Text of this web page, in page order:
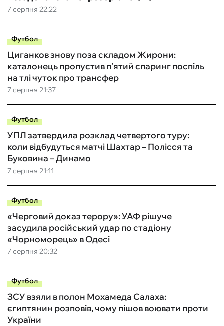
7 серпня 22:22
Футбол
7 серпня 21:37
Циганков знову поза складом Жирони:
каталонець пропустив п'ятий спаринг поспіль
на тлі чуток про трансфер
Футбол
7 серпня 21:11
УПЛ затвердила розклад четвертого туру:
коли відбудуться матчі Шахтар – Полісся та
Буковина – Динамо
Футбол
7 серпня 20:32
«Черговий доказ терору»: УАФ рішуче
засудила російський удар по стадіону
«Чорноморець» в Одесі
Футбол
ЗСУ взяли в полон Мохамеда Салаха:
єгиптянин розповів, чому пішов воювати проти
України